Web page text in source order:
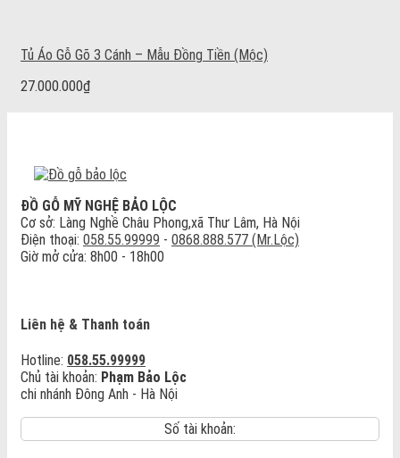
Tủ Áo Gỗ Gõ 3 Cánh – Mẫu Đồng Tiền (Mộc)
27.000.000₫
ĐỒ GỖ MỸ NGHỆ BẢO LỘC
Cơ sở: Làng Nghề Châu Phong,xã Thư Lâm, Hà Nội
Điện thoại: 058.55.99999 - 0868.888.577 (Mr.Lộc)
Giờ mở cửa: 8h00 - 18h00
Liên hệ & Thanh toán
Hotline: 058.55.99999
Chủ tài khoản: Phạm Bảo Lộc
chi nhánh Đông Anh - Hà Nội
Số tài khoản: